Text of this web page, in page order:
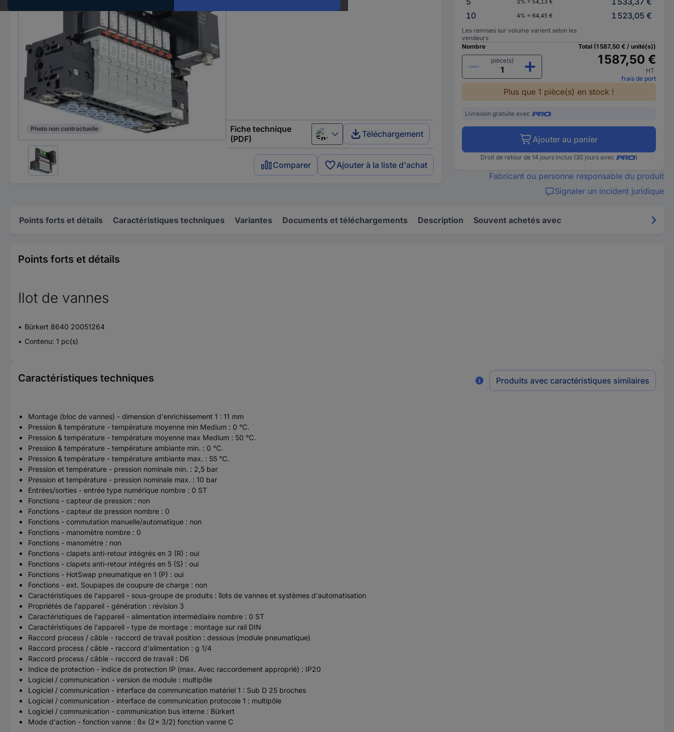
Photo non contractuelle
Fiche technique
(PDF)
English Téléchargement
Comparer Ajouter à la liste d'achat
3% = 54,13 €
10
4% = 64,45 € 1 523,05 €
Les remises sur volume varient selon les
vendeurs
Nombre
pièce(s)
Total (1 587,50 € / unité(s))
1 587,50 €
HT
frais de port
Plus que 1 pièce(s) en stock !
Livraison gratuite avec
Ajouter au panier
Droit de retour de 14 jours inclus (30 jours avec )
Fabricant ou personne responsable du produit
Signaler un incident juridique
Points forts et détails Caractéristiques techniques Variantes Documents et téléchargements Description Souvent achetés avec
Points forts et détails
Ilot de vannes
Bürkert 8640 20051264
Contenu: 1 pc(s)
Caractéristiques techniques Produits avec caractéristiques similaires
Montage (bloc de vannes) - dimension d'enrichissement 1 : 11 mm
Pression & température - température moyenne min Medium : 0 °C.
Pression & température - température moyenne max Medium : 50 °C.
Pression & température - température ambiante min. : 0 °C.
Pression & température - température ambiante max. : 55 °C.
Pression et température - pression nominale min. : 2,5 bar
Pression et température - pression nominale max. : 10 bar
Entrées/sorties - entrée type numérique nombre : 0 ST
Fonctions - capteur de pression : non
Fonctions - capteur de pression nombre : 0
Fonctions - commutation manuelle/automatique : non
Fonctions - manomètre nombre : 0
Fonctions - manomètre : non
Fonctions - clapets anti-retour intégrés en 3 (R) : oui
Fonctions - clapets anti-retour intégrés en 5 (S) : oui
Fonctions - HotSwap pneumatique en 1 (P) : oui
Fonctions - ext. Soupapes de coupure de charge : non
Caractéristiques de l'appareil - sous-groupe de produits : îlots de vannes et systèmes d'automatisation
Propriétés de l'appareil - génération : révision 3
Caractéristiques de l'appareil - alimentation intermédiaire nombre : 0 ST
Caractéristiques de l'appareil - type de montage : montage sur rail DIN
Raccord process / câble - raccord de travail position : dessous (module pneumatique)
Raccord process / câble - raccord d'alimentation : g 1/4
Raccord process / câble - raccord de travail : D6
Indice de protection - indice de protection IP (max. Avec raccordement approprié) : IP20
Logiciel / communication - version de module : multipôle
Logiciel / communication - interface de communication matériel 1 : Sub D 25 broches
Logiciel / communication - interface de communication protocole 1 : multipôle
Logiciel / communication - communication bus interne : Bürkert
Mode d'action - fonction vanne : 8x (2x 3/2) fonction vanne C